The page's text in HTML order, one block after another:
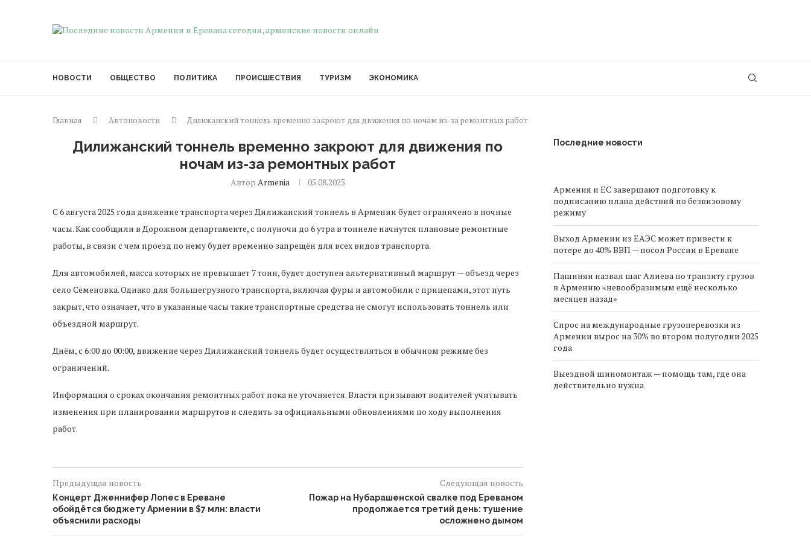
НОВОСТИ ОБЩЕСТВО ПОЛИТИКА ПРОИСШЕСТВИЯ ТУРИЗМ ЭКОНОМИКА
Главная Автоновости Дилижанский тоннель временно закроют для движения по ночам из-за ремонтных работ
Дилижанский тоннель временно закроют для движения по
ночам из-за ремонтных работ
Автор Armenia 05.08.2025
С 6 августа 2025 года движение транспорта через Дилижанский тоннель в Армении будет ограничено в ночные
часы. Как сообщили в Дорожном департаменте, с полуночи до 6 утра в тоннеле начнутся плановые ремонтные
работы, в связи с чем проезд по нему будет временно запрещён для всех видов транспорта.
Для автомобилей, масса которых не превышает 7 тонн, будет доступен альтернативный маршрут — объезд через
село Семеновка. Однако для большегрузного транспорта, включая фуры и автомобили с прицепами, этот путь
закрыт, что означает, что в указанные часы такие транспортные средства не смогут использовать тоннель или
объездной маршрут.
Днём, с 6:00 до 00:00, движение через Дилижанский тоннель будет осуществляться в обычном режиме без
ограничений.
Информация о сроках окончания ремонтных работ пока не уточняется. Власти призывают водителей учитывать
изменения при планировании маршрутов и следить за официальными обновлениями по ходу выполнения
работ.
Предыдущая новость
Концерт Дженнифер Лопес в Ереване
обойдётся бюджету Армении в $7 млн: власти
объяснили расходы
Следующая новость
Пожар на Нубарашенской свалке под Ереваном
продолжается третий день: тушение
осложнено дымом
Последние новости
Армения и ЕС завершают подготовку к
подписанию плана действий по безвизовому
режиму
Выход Армении из ЕАЭС может привести к
потере до 40% ВВП — посол России в Ереване
Пашинян назвал шаг Алиева по транзиту грузов
в Армению «невообразимым ещё несколько
месяцев назад»
Спрос на международные грузоперевозки из
Армении вырос на 30% во втором полугодии 2025
года
Выездной шиномонтаж — помощь там, где она
действительно нужна